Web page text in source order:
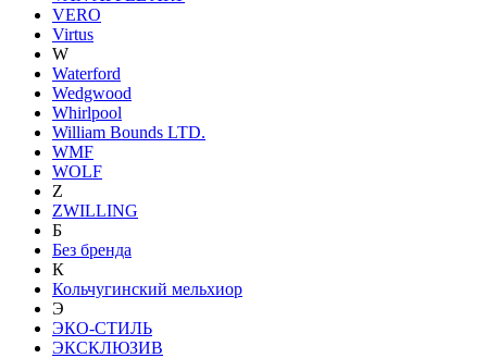
VERO
Virtus
W
Waterford
Wedgwood
Whirlpool
William Bounds LTD.
WMF
WOLF
Z
ZWILLING
Б
Без бренда
К
Кольчугинский мельхиор
Э
ЭКО-СТИЛЬ
ЭКСКЛЮЗИВ